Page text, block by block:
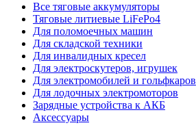
Все тяговые аккумуляторы
Тяговые литиевые LiFePo4
Для поломоечных машин
Для складской техники
Для инвалидных кресел
Для электроскутеров, игрушек
Для электромобилей и гольфкаров
Для лодочных электромоторов
Зарядные устройства к АКБ
Аксессуары